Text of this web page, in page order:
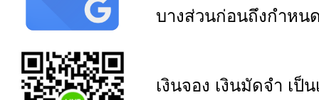
บางส่วนก่อนถึงกำหน
เงินจอง เงินมัดจำ เ